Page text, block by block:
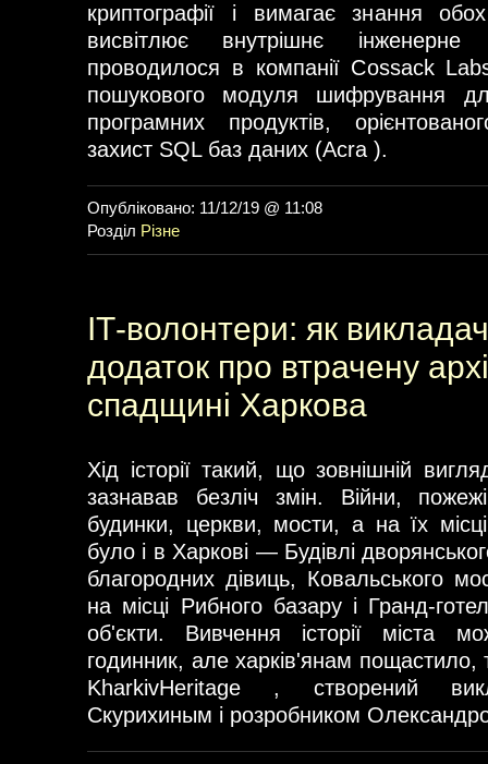
криптографії і вимагає знання
висвітлює внутрішнє
проводилося в компанії Cossack
пошукового модуля шифрування
програмних продуктів,
захист SQL баз даних (Acra ).
Опубліковано: 11/12/19 @ 11:08
Розділ Різне
ІТ-волонтери: як
додаток про втрачену
спадщині Харкова
Хід історії такий, що зовнішній
зазнавав безліч змін. Війни,
будинки, церкви, мости, а на їх
було і в Харкові — Будівлі
благородних дівиць, Ковальського
на місці Рибного базару і Гранд-
об'єкти. Вивчення історії міста
годинник, але харків'янам пощастило,
KharkivHeritage , створений
Скурихиным і розробником